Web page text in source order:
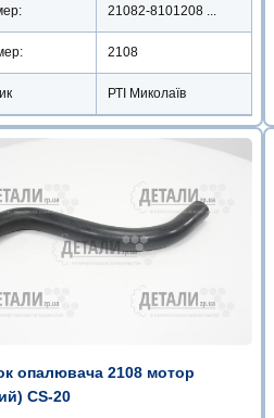
21082-8101208 ...
2108
РТІ Миколаїв
опалювача 2108 мотор
CS-20